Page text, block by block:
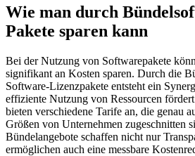
Wie man durch
Pakete sparen kann
Bei der Nutzung von Softwarepakete
signifikant an Kosten sparen. Durch die
Software-Lizenzpakete entsteht ein
effiziente Nutzung von Ressourcen
bieten verschiedene Tarife an, die genau
Größen von Unternehmen zugeschnitten
Bündelangebote schaffen nicht nur
ermöglichen auch eine messbare